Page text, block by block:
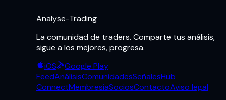
Analyse-Trading
La comunidad de traders. Comparte tus análisis,
sigue a los mejores, progresa.
iOS
Google Play
FeedAnálisisComunidadesSeñalesHub
ConnectMembresíaSociosContactoAviso legal